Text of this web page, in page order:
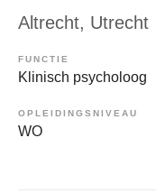
Altrecht, Utrecht
FUNCTIE
Klinisch psycholoog
OPLEIDINGSNIVEAU
WO